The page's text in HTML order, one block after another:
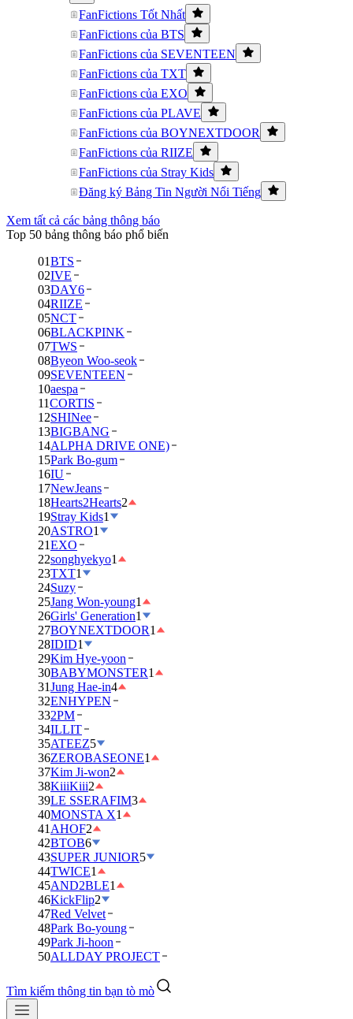
FanFictions Tốt Nhất
FanFictions của BTS
FanFictions của SEVENTEEN
FanFictions của TXT
FanFictions của EXO
FanFictions của PLAVE
FanFictions của BOYNEXTDOOR
FanFictions của RIIZE
FanFictions của Stray Kids
Đăng ký Bảng Tin Người Nổi Tiếng
Xem tất cả các bảng thông báo
Top 50 bảng thông báo phổ biến
01BTS
02IVE
03DAY6
04RIIZE
05NCT
06BLACKPINK
07TWS
08Byeon Woo-seok
09SEVENTEEN
10aespa
11CORTIS
12SHINee
13BIGBANG
14ALPHA DRIVE ONE)
15Park Bo-gum
16IU
17NewJeans
18Hearts2Hearts2
19Stray Kids1
20ASTRO1
21EXO
22songhyekyo1
23TXT1
24Suzy
25Jang Won-young1
26Girls' Generation1
27BOYNEXTDOOR1
28IDID1
29Kim Hye-yoon
30BABYMONSTER1
31Jung Hae-in4
32ENHYPEN
332PM
34ILLIT
35ATEEZ5
36ZEROBASEONE1
37Kim Ji-won2
38KiiiKiii2
39LE SSERAFIM3
40MONSTA X1
41 AHOF2
42BTOB6
43SUPER JUNIOR5
44TWICE1
45AND2BLE1
46KickFlip2
47Red Velvet
48Park Bo-young
49Park Ji-hoon
50ALLDAY PROJECT
Tìm kiếm thông tin bạn tò mò